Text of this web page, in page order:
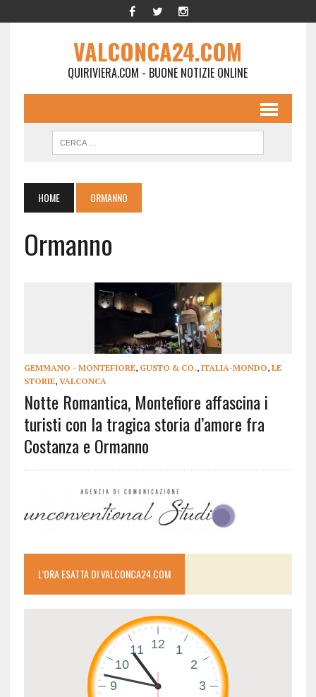
VALCONCA24.COM
QUIRIVIERA.COM - BUONE NOTIZIE ONLINE
HOME ORMANNO
Ormanno
GEMMANO - MONTEFIORE, GUSTO & CO., ITALIA-MONDO, LE
STORIE, VALCONCA
Notte Romantica, Montefiore affascina i
turisti con la tragica storia d’amore fra
Costanza e Ormanno
L’ORA ESATTA DI VALCONCA24.COM